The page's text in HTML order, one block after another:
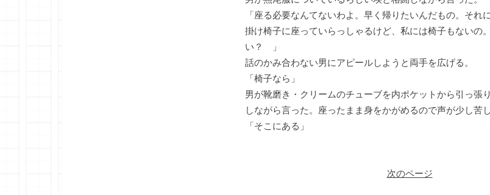
「座る必要なんてないわよ。早く帰りたいんだもの。それ
掛け椅子に座っていらっしゃるけど、私には椅子もないの
い？ 」
話のかみ合わない男にアピールしようと両手を広げる。
「椅子なら」
男が靴磨き・クリームのチューブを内ポケットから引っ張
しながら言った。座ったまま身をかがめるので声が少し苦し
「そこにある」
次のページ